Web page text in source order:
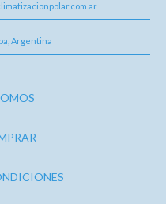
Argentina